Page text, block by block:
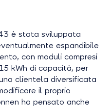
è stata sviluppata
espandibile
con moduli compresi
kWh di capacità, per
clientela diversificata
il proprio
ha pensato anche